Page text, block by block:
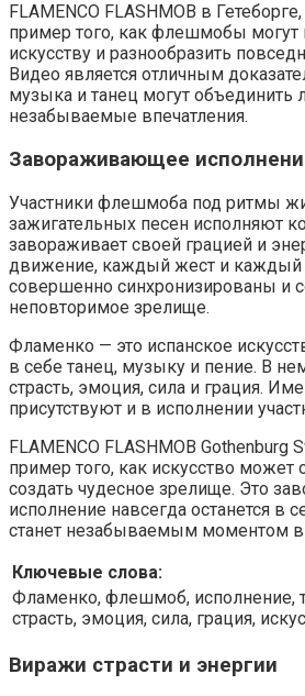
FLAMENCO FLASHMOB в
пример того, как флешмобы
искусству и разнообразить
Видео является отличным
музыка и танец могут объединить
незабываемые впечатления.
Завораживающее
Участники флешмоба под ритмы
зажигательных песен исполняют
завораживает своей грацией и
движение, каждый жест и каждый
совершенно синхронизированы и
неповторимое зрелище.
Фламенко — это испанское
в себе танец, музыку и пение. В
страсть, эмоция, сила и грация.
присутствуют и в исполнении
FLAMENCO FLASHMOB Gothenburg
пример того, как искусство
создать чудесное зрелище. Это
исполнение навсегда останется в
станет незабываемым моментом в
Ключевые слова:
Фламенко, флешмоб, исполнение,
страсть, эмоция, сила, грация,
Виражи страсти и энергии